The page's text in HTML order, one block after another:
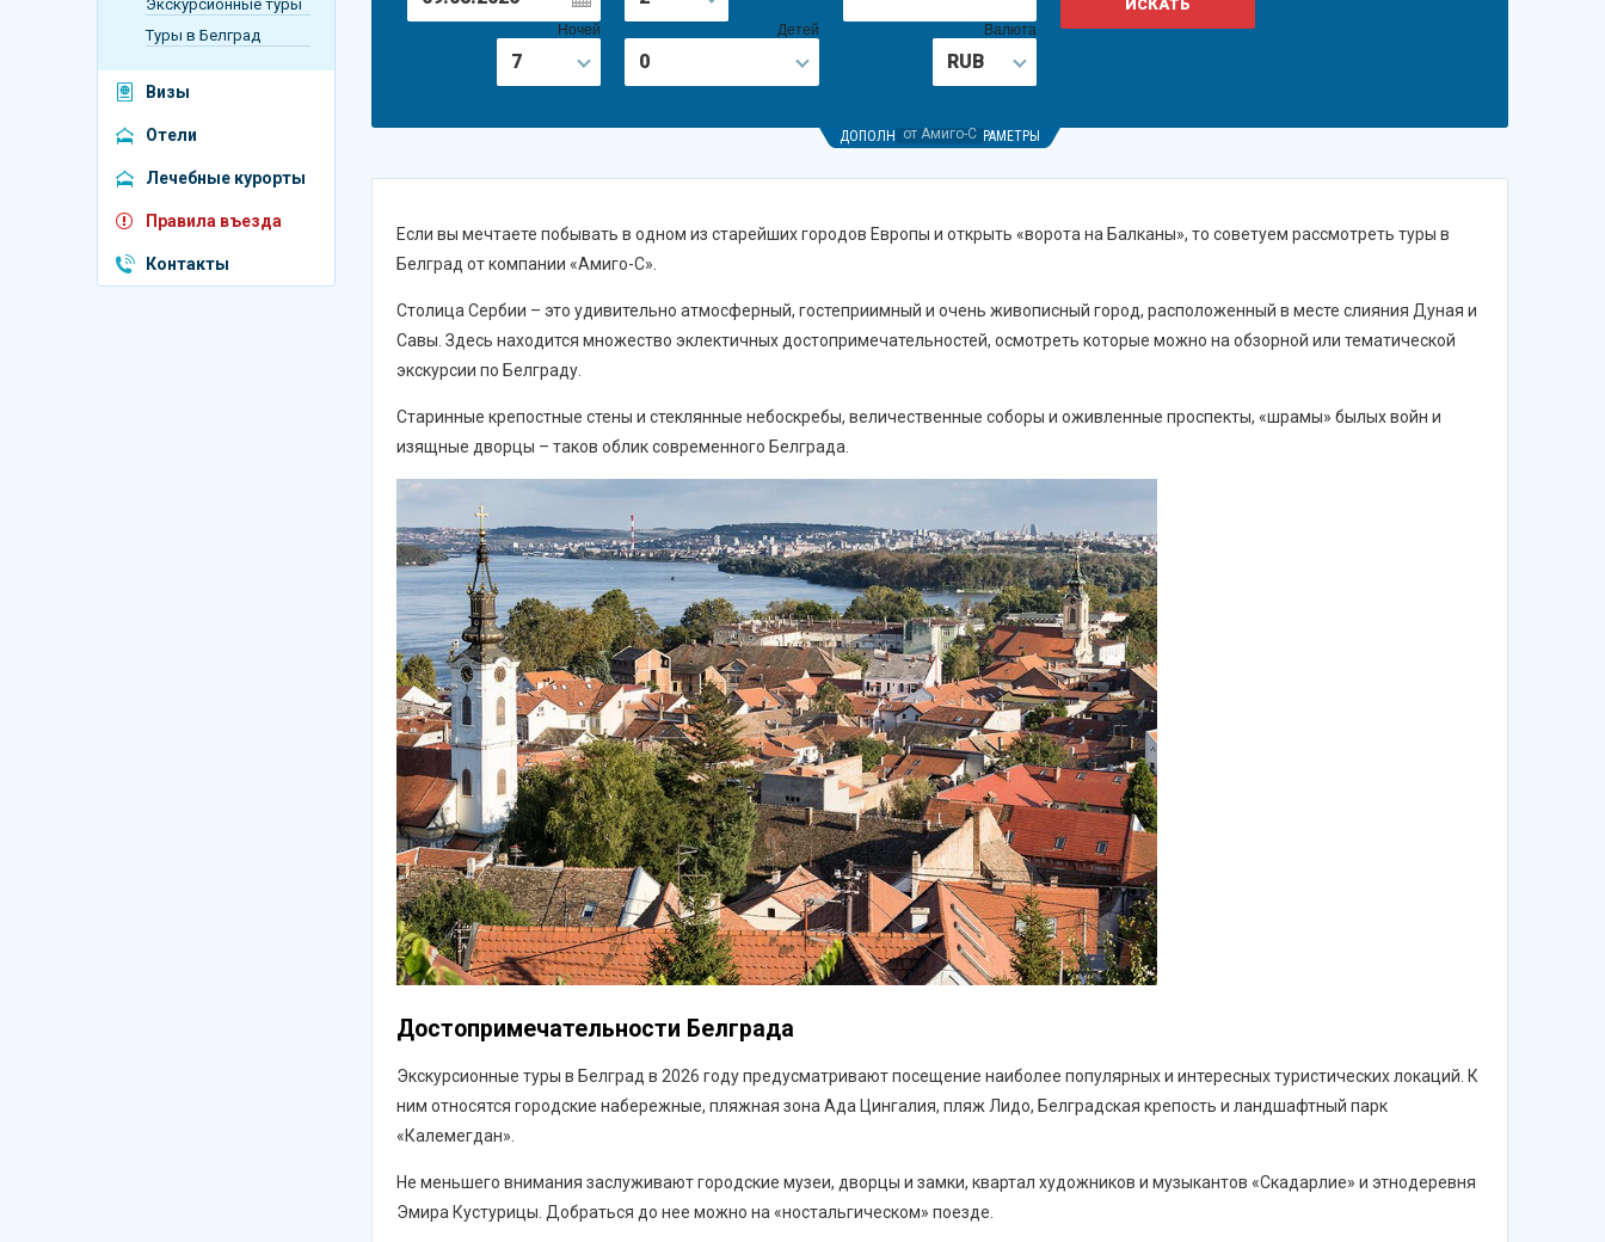
Египет
Индия
Испания
Катар
Италия
Куба
Экскурсионные туры
Туры в Белград
Визы
Отели
Лечебные курорты
Правила въезда
Контакты
от Амиго-С
от Амиго-С
от Амиго-С
Ночей
7
Детей
0
Валюта
RUB
ДОПОЛНИТЕЛЬНЫЕ ПАРАМЕТРЫ
Если вы мечтаете побывать в одном из старейших городов Европы и открыть «ворота на Балканы», то советуем рассмотреть туры в
Белград от компании «Амиго-С».
Столица Сербии – это удивительно атмосферный, гостеприимный и очень живописный город, расположенный в месте слияния Дуная и
Савы. Здесь находится множество эклектичных достопримечательностей, осмотреть которые можно на обзорной или тематической
экскурсии по Белграду.
Старинные крепостные стены и стеклянные небоскребы, величественные соборы и оживленные проспекты, «шрамы» былых войн и
изящные дворцы – таков облик современного Белграда.
Достопримечательности Белграда
Экскурсионные туры в Белград в 2026 году предусматривают посещение наиболее популярных и интересных туристических локаций. К
ним относятся городские набережные, пляжная зона Ада Цингалия, пляж Лидо, Белградская крепость и ландшафтный парк
«Калемегдан».
Не меньшего внимания заслуживают городские музеи, дворцы и замки, квартал художников и музыкантов «Скадарлие» и этнодеревня
Эмира Кустурицы. Добраться до нее можно на «ностальгическом» поезде.